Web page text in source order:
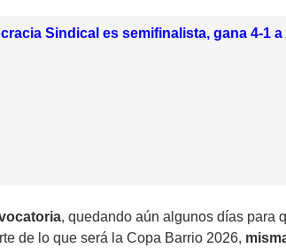
Sindical es semifinalista, gana 4-1
, quedando aún algunos días para
de lo que será la Copa Barrio 2026,